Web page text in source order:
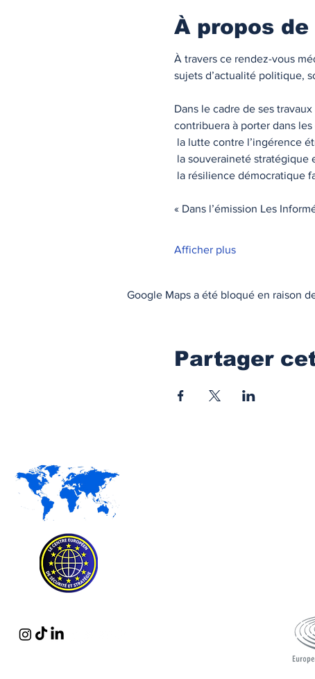
À propos
À travers ce rendez-vous
sujets d’actualité politique,
Dans le cadre de ses
contribuera à porter dans
la lutte contre l’ingérence
la souveraineté stratégique
la résilience démocratique
« Dans l’émission Les
Afficher plus
Google Maps a été bloqué en raison
Partager